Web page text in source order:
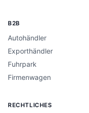
B2B
Autohändler
Exporthändler
Fuhrpark
Firmenwagen
RECHTLICHES